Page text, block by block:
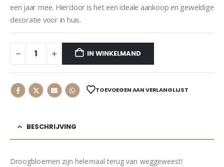
een jaar mee. Hierdoor is het een ideale aankoop en geweldige
decoratie voor in huis.
IN WINKELMAND
TOEVOEGEN AAN VERLANGLIJST
BESCHRIJVING
Droogbloemen zijn helemaal terug van weggeweest!